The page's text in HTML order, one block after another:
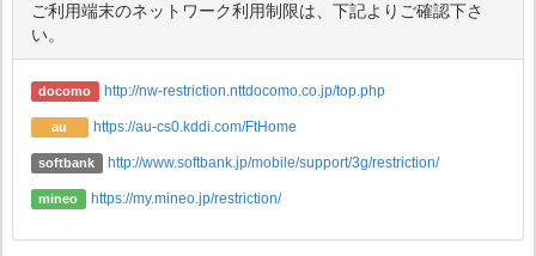
ご利用端末のネットワーク利用制限は、下記よりご確認下さ
い。
docomo http://nw-restriction.nttdocomo.co.jp/top.php
au https://au-cs0.kddi.com/FtHome
softbank http://www.softbank.jp/mobile/support/3g/restriction/
mineo https://my.mineo.jp/restriction/